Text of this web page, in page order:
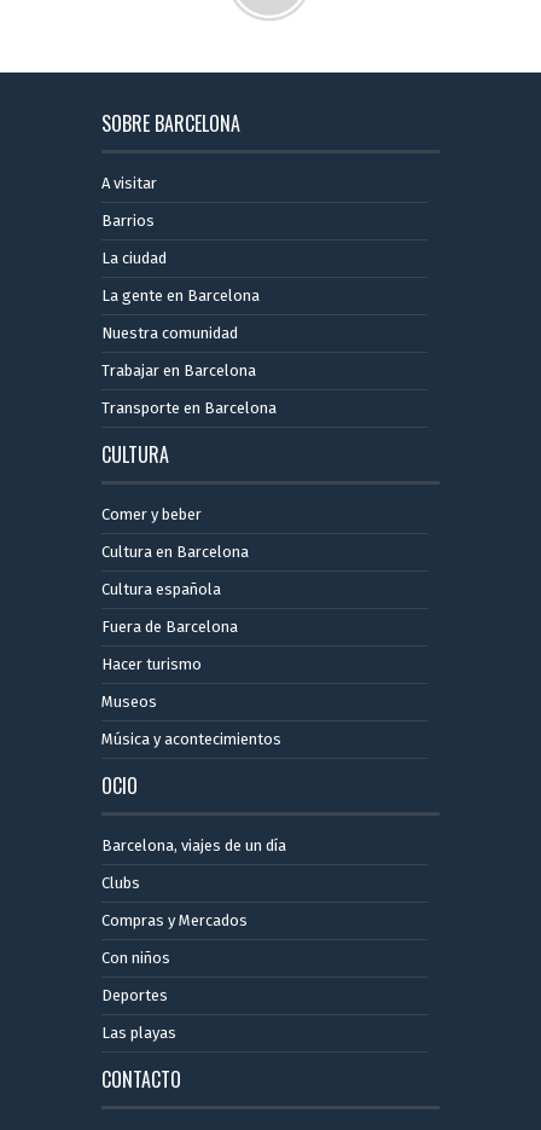
SOBRE BARCELONA
A visitar
Barrios
La ciudad
La gente en Barcelona
Nuestra comunidad
Trabajar en Barcelona
Transporte en Barcelona
CULTURA
Comer y beber
Cultura en Barcelona
Cultura española
Fuera de Barcelona
Hacer turismo
Museos
Música y acontecimientos
OCIO
Barcelona, ​​viajes de un día
Clubs
Compras y Mercados
Con niños
Deportes
Las playas
CONTACTO